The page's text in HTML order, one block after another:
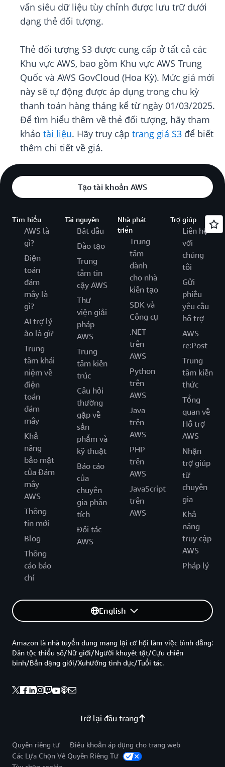
vấn siêu dữ liệu tùy chỉnh được lưu trữ dưới
dạng thẻ đối tượng.
Thẻ đối tượng S3 được cung cấp ở tất cả các
Khu vực AWS, bao gồm Khu vực AWS Trung
Quốc và AWS GovCloud (Hoa Kỳ). Mức giá mới
này sẽ tự động được áp dụng trong chu kỳ
thanh toán hàng tháng kể từ ngày 01/03/2025.
Để tìm hiểu thêm về thẻ đối tượng, hãy tham
khảo tài liệu. Hãy truy cập trang giá S3 để biết
thêm chi tiết về giá.
Tạo tài khoản AWS
Tìm hiểu
AWS là
gì?
Điện
toán
đám
mây là
gì?
AI trợ lý
ảo là gì?
Trung
tâm khái
niệm về
điện
toán
đám
mây
Khả
năng
bảo mật
của Đám
mây
AWS
Thông
tin mới
Blog
Thông
cáo báo
chí
Tài nguyên
Bắt đầu
Đào tạo
Trung
tâm tin
cậy AWS
Thư
viện giải
pháp
AWS
Trung
tâm kiến
trúc
Câu hỏi
thường
gặp về
sản
phẩm và
kỹ thuật
Báo cáo
của
chuyên
gia phân
tích
Đối tác
AWS
Nhà phát
triển
Trung
tâm
dành
cho nhà
kiến tạo
SDK và
Công cụ
.NET
trên
AWS
Python
trên
AWS
Java
trên
AWS
PHP
trên
AWS
JavaScript
trên
AWS
Trợ giúp
Liên hệ
với
chúng
tôi
Gửi
phiếu
yêu cầu
hỗ trợ
AWS
re:Post
Trung
tâm kiến
thức
Tổng
quan về
Hỗ trợ
AWS
Nhận
trợ giúp
từ
chuyên
gia
Khả
năng
truy cập
AWS
Pháp lý
English
Trở lại đầu trang
Amazon là nhà tuyển dung mang lại cơ hội làm việc bình đẳng:
Dân tộc thiểu số/Nữ giới/Người khuyết tật/Cựu chiến
binh/Bản dạng giới/Xuhướng tình dục/Tuổi tác.
Quyền riêng tư
Điều khoản áp dụng cho trang web
Các Lựa Chọn Về Quyền Riêng Tư